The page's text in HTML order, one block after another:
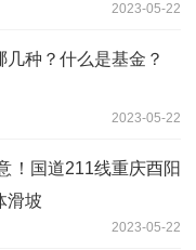
2023-05-22
种？什么是基金？
2023-05-22
！国道211线重庆酉阳
滑坡
2023-05-22